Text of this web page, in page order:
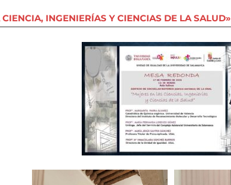
INGENIERÍAS Y CIENCIAS DE LA SALUD»